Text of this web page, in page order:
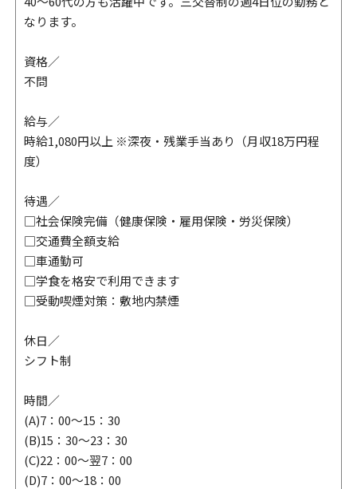
なります。
資格／
不問
給与／
時給1,080円以上 ※深夜・残業手当あり（月収18万円程
度）
待遇／
□社会保険完備（健康保険・雇用保険・労災保険）
□交通費全額支給
□車通勤可
□学食を格安で利用できます
□受動喫煙対策：敷地内禁煙
休日／
シフト制
時間／
(A)7：00～15：30
(B)15：30～23：30
(C)22：00～翌7：00
(D)7：00～18：00